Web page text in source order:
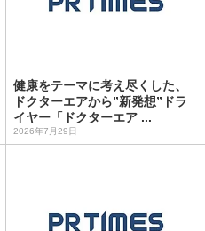
健康をテーマに考え尽くした、
ドクターエアから”新発想”ドラ
イヤー「ドクターエア ...
2026年7月29日